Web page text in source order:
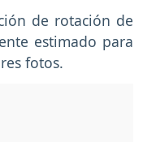
de rotación de
estimado para
fotos.